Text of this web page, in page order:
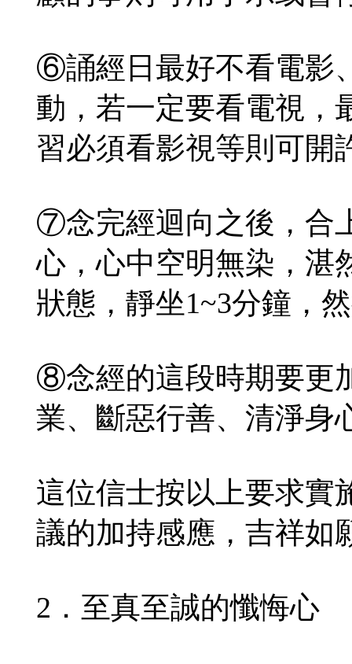
⑥誦經日最好不看電影
動，若一定要看電視，
習必須看影視等則可開
⑦念完經迴向之後，合
心，心中空明無染，湛
狀態，靜坐1~3分鐘，
⑧念經的這段時期要更
業、斷惡行善、清淨身
這位信士按以上要求實
議的加持感應，吉祥如
2．至真至誠的懺悔心